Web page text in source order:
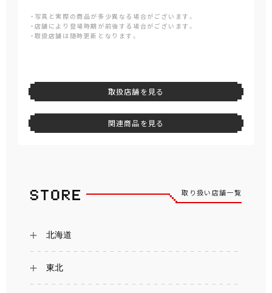
・写真と実際の商品が多少異なる場合がございます。
・店舗により登場時期が前後する場合がございます。
・取扱店舗は随時更新となります。
取扱店舗を見る
関連商品を見る
取り扱い店舗一覧
北海道
東北